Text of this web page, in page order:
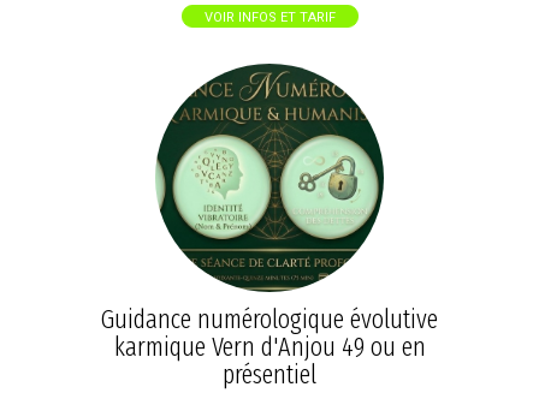
VOIR INFOS ET TARIF
Guidance numérologique évolutive
karmique Vern d'Anjou 49 ou en
présentiel